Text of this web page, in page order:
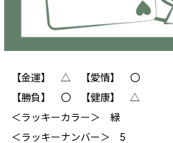
【金運】 △ 【愛情】 〇
【勝負】 〇 【健康】 △
＜ラッキーカラー＞ 緑
＜ラッキーナンバー＞ 5